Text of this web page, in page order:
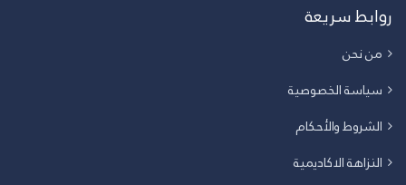
روابط سريعة
من نحن
سياسة الخصوصية
الشروط والأحكام
النزاهة الاكاديمية